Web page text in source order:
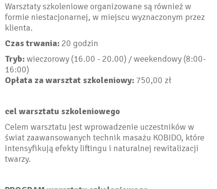
Warsztaty szkoleniowe organizowane są również w
formie niestacjonarnej, w miejscu wyznaczonym przez
klienta.
Czas trwania:20 godzin
Tryb:wieczorowy (16.00 - 20.00) / weekendowy (8:00-
16:00)
Opłata za warsztat szkoleniowy: 750,00 zł
cel warsztatu szkoleniowego
Celem warsztatu jest wprowadzenie uczestników w
świat zaawansowanych technik masażu KOBIDO, które
intensyfikują efekty liftingu i naturalnej rewitalizacji
twarzy.